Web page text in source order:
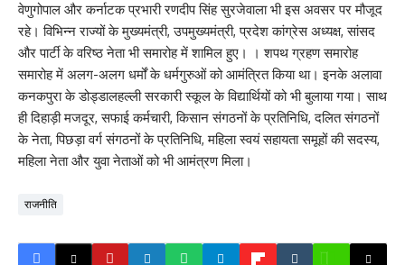
वेणुगोपाल और कर्नाटक प्रभारी रणदीप सिंह सुरजेवाला भी इस अवसर पर मौजूद
रहे। विभिन्न राज्यों के मुख्यमंत्री, उपमुख्यमंत्री, प्रदेश कांग्रेस अध्यक्ष, सांसद
और पार्टी के वरिष्ठ नेता भी समारोह में शामिल हुए। । शपथ ग्रहण समारोह
समारोह में अलग-अलग धर्मों के धर्मगुरुओं को आमंत्रित किया था। इनके अलावा
कनकपुरा के डोड्डालहल्ली सरकारी स्कूल के विद्यार्थियों को भी बुलाया गया। साथ
ही दिहाड़ी मजदूर, सफाई कर्मचारी, किसान संगठनों के प्रतिनिधि, दलित संगठनों
के नेता, पिछड़ा वर्ग संगठनों के प्रतिनिधि, महिला स्वयं सहायता समूहों की सदस्य,
महिला नेता और युवा नेताओं को भी आमंत्रण मिला।
राजनीति